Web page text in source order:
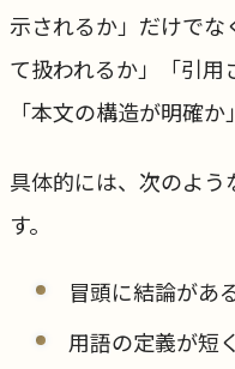
示されるか」だけでな
て扱われるか」「引用
「本文の構造が明確
具体的には、次のよう
す。
冒頭に結論があ
用語の定義が短